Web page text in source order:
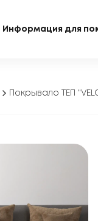
Информация для
Покрывало ТЕП